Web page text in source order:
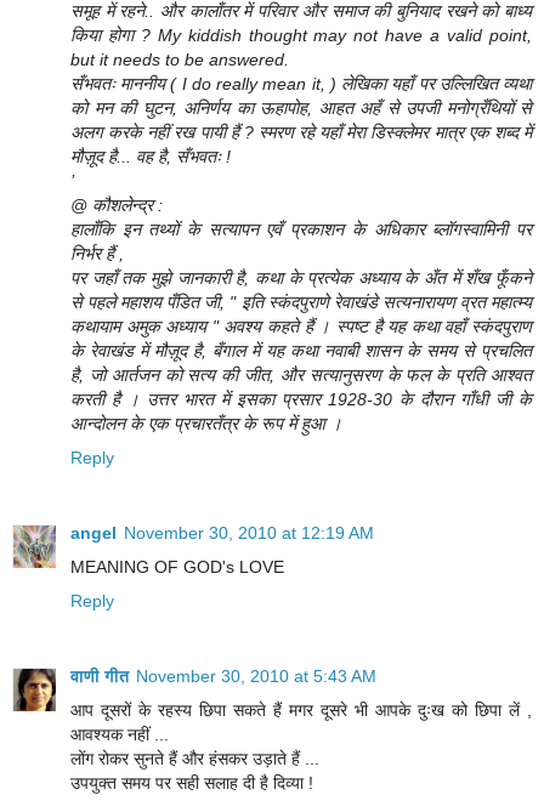
समूह में रहने.. और कालाँतर में परिवार और समाज की बुनियाद रखने को बाध्य
किया होगा ? My kiddish thought may not have a valid point,
but it needs to be answered.
सँभवतः माननीय ( I do really mean it, ) लेखिका यहाँ पर उल्लिखित व्यथा
को मन की घुटन, अनिर्णय का ऊहापोह, आहत अहँ से उपजी मनोग्रँथियों से
अलग करके नहीं रख पायी हैं ? स्मरण रहे यहाँ मेरा डिस्क्लेमर मात्र एक शब्द में
मौज़ूद है... वह है, सँभवतः !
’
@ कौशलेन्द्र :
हालाँकि इन तथ्यों के सत्यापन एवँ प्रकाशन के अधिकार ब्लॉगस्वामिनी पर
निर्भर हैं ,
पर जहाँ तक मुझे जानकारी है, कथा के प्रत्येक अध्याय के अँत में शँख फूँकने
से पहले महाशय पँडित जी, " इति स्कंदपुराणे रेवाखंडे सत्यनारायण व्रत महात्म्य
कथायाम अमुक अध्याय " अवश्य कहते हैं । स्पष्ट है यह कथा वहाँ स्कंदपुराण
के रेवाखंड में मौज़ूद है, बँगाल में यह कथा नवाबी शासन के समय से प्रचलित
है, जो आर्तजन को सत्य की जीत, और सत्यानुसरण के फल के प्रति आश्वत
करती है । उत्तर भारत में इसका प्रसार 1928-30 के दौरान गाँधी जी के
आन्दोलन के एक प्रचारतँत्र के रूप में हुआ ।
Reply
angel November 30, 2010 at 12:19 AM
MEANING OF GOD's LOVE
Reply
वाणी गीत November 30, 2010 at 5:43 AM
आप दूसरों के रहस्य छिपा सकते हैं मगर दूसरे भी आपके दुःख को छिपा लें ,
आवश्यक नहीं ...
लोंग रोकर सुनते हैं और हंसकर उड़ाते हैं ...
उपयुक्त समय पर सही सलाह दी है दिव्या !